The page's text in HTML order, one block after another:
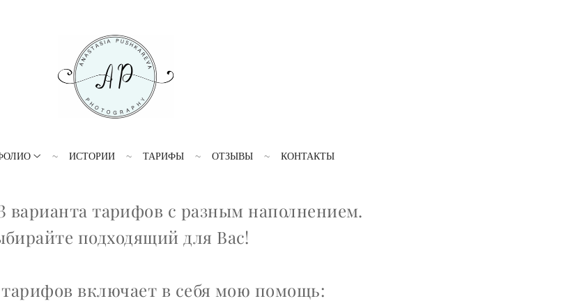
ИСТОРИИ ТАРИФЫ ОТЗЫВЫ КОНТАКТЫ
варианта тарифов с разным наполнением.
подходящий для Вас!
включает в себя мою помощь: